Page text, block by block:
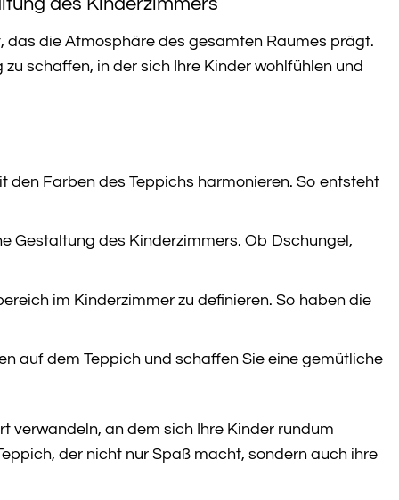
das die Atmosphäre des gesamten Raumes prägt.
schaffen, in der sich Ihre Kinder wohlfühlen und
den Farben des Teppichs harmonieren. So entsteht
Gestaltung des Kinderzimmers. Ob Dschungel,
im Kinderzimmer zu definieren. So haben die
auf dem Teppich und schaffen Sie eine gemütliche
verwandeln, an dem sich Ihre Kinder rundum
der nicht nur Spaß macht, sondern auch ihre